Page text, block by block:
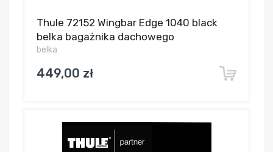
Thule 72152 Wingbar Edge 1040 black
belka bagażnika dachowego
belka
449,00 zł